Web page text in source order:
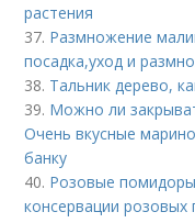
растения
37. Размножение
посадка,уход и
38. Тальник дерево,
39. Можно ли
Очень вкусные
банку
40. Розовые
консервации